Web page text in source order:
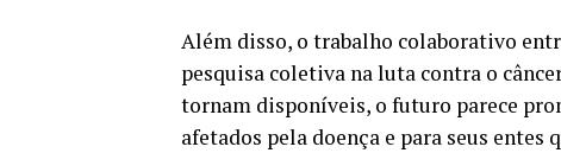
Além disso, o trabalho colaborativo
pesquisa coletiva na luta contra o
tornam disponíveis, o futuro parece
afetados pela doença e para seus entes